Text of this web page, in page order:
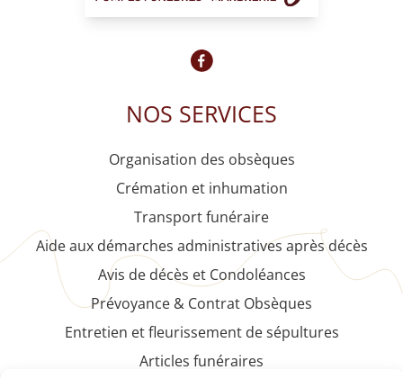
NOS SERVICES
Organisation des obsèques
Crémation et inhumation
Transport funéraire
Aide aux démarches administratives après décès
Avis de décès et Condoléances
Prévoyance & Contrat Obsèques
Entretien et fleurissement de sépultures
Articles funéraires